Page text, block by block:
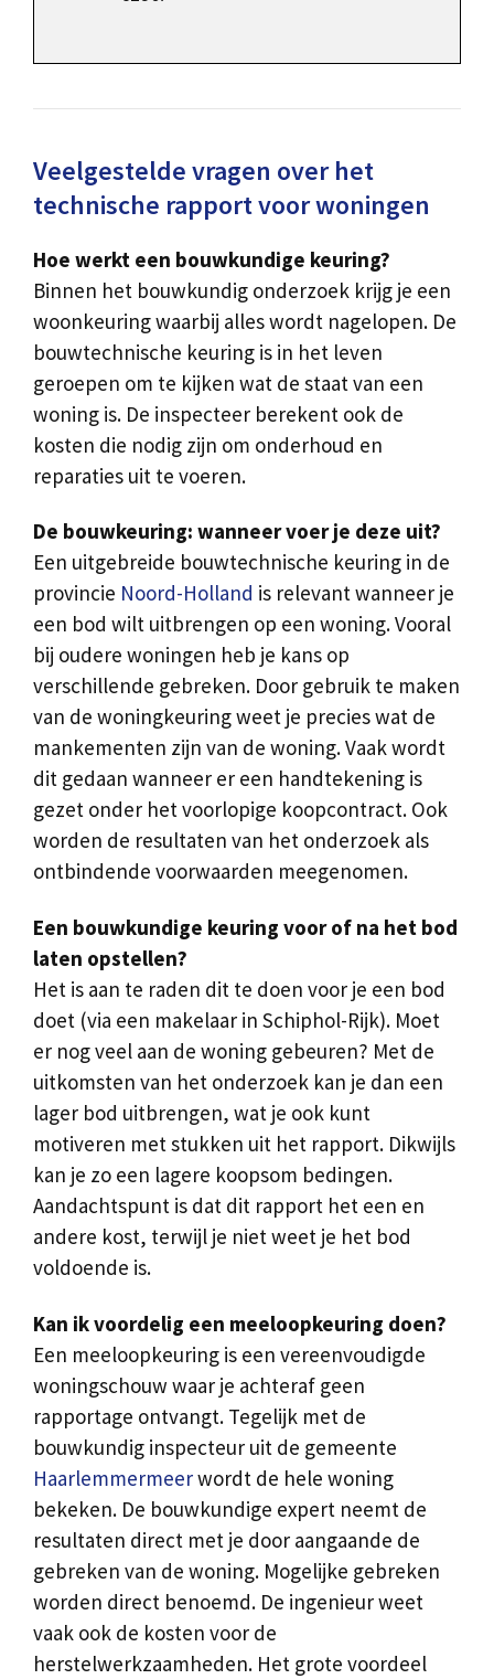
Veelgestelde vragen over het
technische rapport voor woningen
Hoe werkt een bouwkundige keuring?
Binnen het bouwkundig onderzoek krijg je een
woonkeuring waarbij alles wordt nagelopen. De
bouwtechnische keuring is in het leven
geroepen om te kijken wat de staat van een
woning is. De inspecteer berekent ook de
kosten die nodig zijn om onderhoud en
reparaties uit te voeren.
De bouwkeuring: wanneer voer je deze uit?
Een uitgebreide bouwtechnische keuring in de
provincie Noord-Holland is relevant wanneer je
een bod wilt uitbrengen op een woning. Vooral
bij oudere woningen heb je kans op
verschillende gebreken. Door gebruik te maken
van de woningkeuring weet je precies wat de
mankementen zijn van de woning. Vaak wordt
dit gedaan wanneer er een handtekening is
gezet onder het voorlopige koopcontract. Ook
worden de resultaten van het onderzoek als
ontbindende voorwaarden meegenomen.
Een bouwkundige keuring voor of na het bod
laten opstellen?
Het is aan te raden dit te doen voor je een bod
doet (via een makelaar in Schiphol-Rijk). Moet
er nog veel aan de woning gebeuren? Met de
uitkomsten van het onderzoek kan je dan een
lager bod uitbrengen, wat je ook kunt
motiveren met stukken uit het rapport. Dikwijls
kan je zo een lagere koopsom bedingen.
Aandachtspunt is dat dit rapport het een en
andere kost, terwijl je niet weet je het bod
voldoende is.
Kan ik voordelig een meeloopkeuring doen?
Een meeloopkeuring is een vereenvoudigde
woningschouw waar je achteraf geen
rapportage ontvangt. Tegelijk met de
bouwkundig inspecteur uit de gemeente
Haarlemmermeerwordt de hele woning
bekeken. De bouwkundige expert neemt de
resultaten direct met je door aangaande de
gebreken van de woning. Mogelijke gebreken
worden direct benoemd. De ingenieur weet
vaak ook de kosten voor de
herstelwerkzaamheden. Het grote voordeel